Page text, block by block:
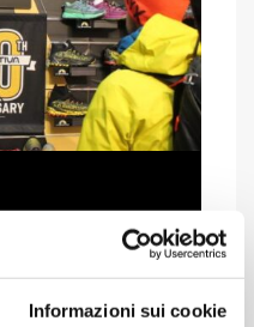
Informazioni sui cookie